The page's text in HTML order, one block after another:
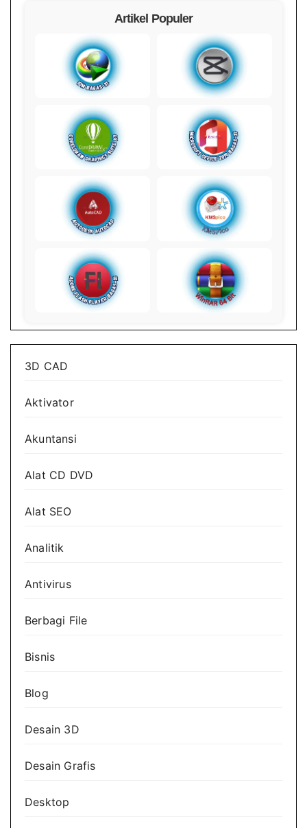
Artikel Populer
3D CAD
Aktivator
Akuntansi
Alat CD DVD
Alat SEO
Analitik
Antivirus
Berbagi File
Bisnis
Blog
Desain 3D
Desain Grafis
Desktop